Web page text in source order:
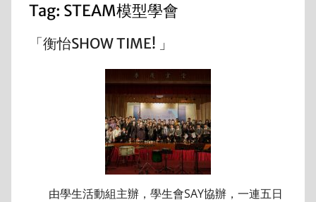
Tag: STEAM模型學會
「衡怡SHOW TIME! 」
由學生活動組主辦，學生會SAY協辦，一連五日